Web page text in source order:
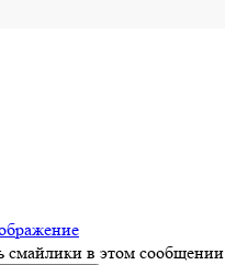
смайлики в этом сообщении